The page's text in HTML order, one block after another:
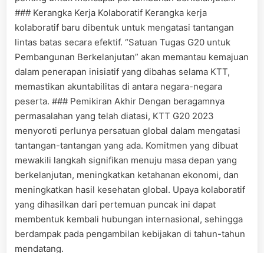
### Kerangka Kerja Kolaboratif Kerangka kerja
kolaboratif baru dibentuk untuk mengatasi tantangan
lintas batas secara efektif. “Satuan Tugas G20 untuk
Pembangunan Berkelanjutan” akan memantau kemajuan
dalam penerapan inisiatif yang dibahas selama KTT,
memastikan akuntabilitas di antara negara-negara
peserta. ### Pemikiran Akhir Dengan beragamnya
permasalahan yang telah diatasi, KTT G20 2023
menyoroti perlunya persatuan global dalam mengatasi
tantangan-tantangan yang ada. Komitmen yang dibuat
mewakili langkah signifikan menuju masa depan yang
berkelanjutan, meningkatkan ketahanan ekonomi, dan
meningkatkan hasil kesehatan global. Upaya kolaboratif
yang dihasilkan dari pertemuan puncak ini dapat
membentuk kembali hubungan internasional, sehingga
berdampak pada pengambilan kebijakan di tahun-tahun
mendatang.